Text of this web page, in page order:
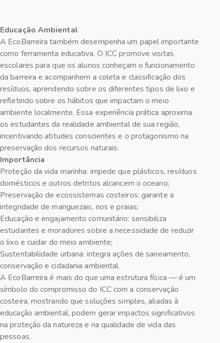
Educação Ambiental
A EcoBarreira também desempenha um papel importante
como ferramenta educativa. O ICC promove visitas
escolares para que os alunos conheçam o funcionamento
da barreira e acompanhem a coleta e classificação dos
resíduos, aprendendo sobre os diferentes tipos de lixo e
refletindo sobre os hábitos que impactam o meio
ambiente localmente. Essa experiência prática aproxima
os estudantes da realidade ambiental de sua região,
incentivando atitudes conscientes e o protagonismo na
preservação dos recursos naturais.
Importância
Proteção da vida marinha: impede que plásticos, resíduos
domésticos e outros detritos alcancem o oceano;
Preservação de ecossistemas costeiros: garante a
integridade de manguezais, rios e praias;
Educação e engajamento comunitário: sensibiliza
estudantes e moradores sobre a necessidade de reduzir
o lixo e cuidar do meio ambiente;
Sustentabilidade urbana: integra ações de saneamento,
conservação e cidadania ambiental.
A EcoBarreira é mais do que uma estrutura física — é um
símbolo do compromisso do ICC com a conservação
costeira, mostrando que soluções simples, aliadas à
educação ambiental, podem gerar impactos significativos
na proteção da natureza e na qualidade de vida das
pessoas.